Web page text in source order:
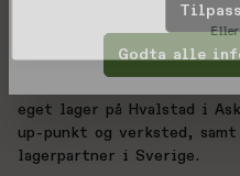
Derute.no drives av BC
eget lager på Hvalstad i
up-punkt og verksted,
lagerpartner i Sverige.
Tilpass
Godta alle